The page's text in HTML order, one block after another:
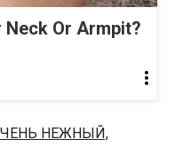
Neck Or Armpit?
НЕЖНЫЙ,